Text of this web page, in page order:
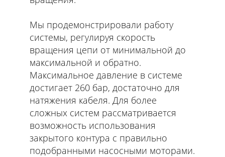
Мы продемонстрировали работу
системы, регулируя скорость
вращения цепи от минимальной до
максимальной и обратно.
Максимальное давление в системе
достигает 260 бар, достаточно для
натяжения кабеля. Для более
сложных систем рассматривается
возможность использования
закрытого контура с правильно
подобранными насосными моторами.